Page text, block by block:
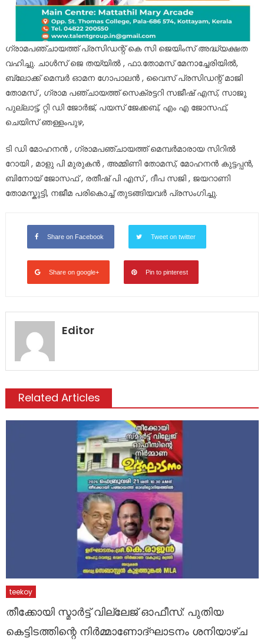
ഗ്രാമപഞ്ചായത്ത് പ്രസിഡന്റ്‌ കെ സി ജെയിംസ് അദ്ധ്യക്ഷത
വഹിച്ചു. ചാൾസ് ജെ തയ്യിൽ , ഫാ.തോമസ് മേനാച്ചേരിയിൽ,
ബ്ലോക്ക്‌ മെമ്പർ ഓമന ഗോപാലൻ , വൈസ് പ്രസിഡന്റ്‌ മാജി
തോമസ് , ഗ്രാമ പഞ്ചായത്ത് സെക്രട്ടറി സജീഷ് എസ്, സാജു
പുല്ലാട്ട്, റ്റി ഡി ജോർജ്, പയസ് ജേക്കബ്, എം എ ജോസഫ്,
ചെയിസ് ഞള്ളംപുഴ,
ടി ഡി മോഹനൻ , ഗ്രാമപഞ്ചായത്ത് മെമ്പർമാരായ സിറിൽ
റോയി , മാളു പി മുരുകൻ , അമ്മിണി തോമസ്, മോഹനൻ കുട്ടപ്പൻ,
ബിനോയ്‌ ജോസഫ് , രതീഷ് പി എസ് , ദീപ സജി , ജയറാണി
തോമസ്കുട്ടി, നജീമ പരികൊച്ച് തുടങ്ങിയവർ പ്രസംഗിച്ചു.
Share on Facebook Tweet on twitter
Share on google+ Pin to pinterest
Editor
Related Articles
teekoy
തീക്കോയി സ്മാർട്ട്‌ വില്ലേജ് ഓഫീസ്: പുതിയ
കെട്ടിടത്തിന്റെ നിർമ്മാണോദ്ഘാടനം ശനിയാഴ്ച